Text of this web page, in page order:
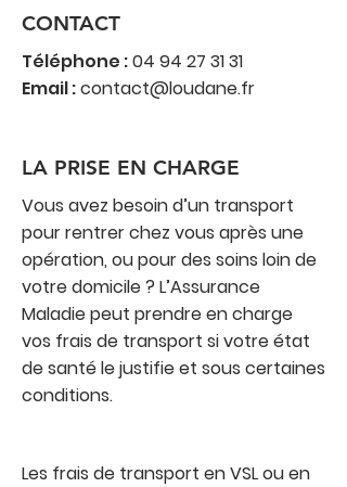
CONTACT
Téléphone :04 94 27 31 31
Email :contact@loudane.fr
LA PRISE EN CHARGE
Vous avez besoin d’un transport
pour rentrer chez vous après une
opération, ou pour des soins loin de
votre domicile ? L’Assurance
Maladie peut prendre en charge
vos frais de transport si votre état
de santé le justifie et sous certaines
conditions.
Les frais de transport en VSL ou en